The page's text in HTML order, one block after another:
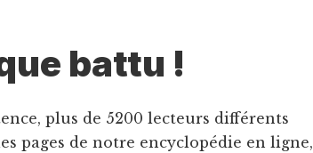
battu !
plus de 5200 lecteurs différents
pages de notre encyclopédie en ligne,